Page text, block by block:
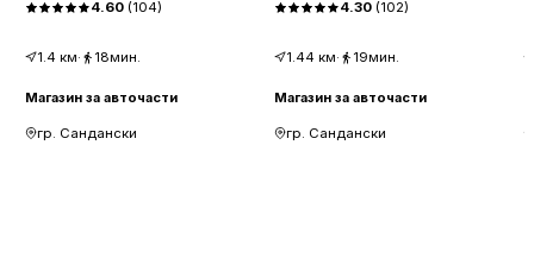
4.60 (104)
1.4 км· 18мин.
Магазин за авточасти
гр. Сандански
4.30 (102)
1.44 км· 19мин.
Магазин за авточасти
гр. Сандански